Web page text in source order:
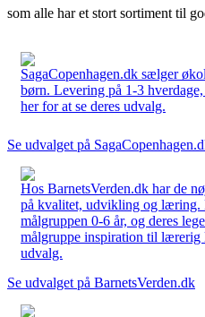
som alle har et stort sortiment til
SagaCopenhagen.dk sælger
børn. Levering på 1-3
her for at se deres udvalg.
Se udvalget på
Hos BarnetsVerden.dk har de
på kvalitet, udvikling og læring.
målgruppen 0-6 år, og deres
målgruppe inspiration til lærerig
udvalg.
Se udvalget på BarnetsVerden.dk